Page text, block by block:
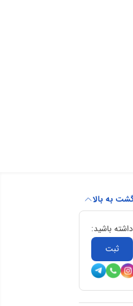
به بالا
باشید:
ثبت